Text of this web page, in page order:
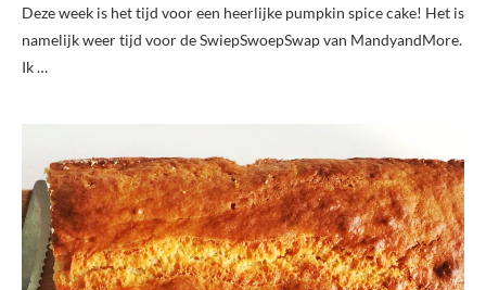
Deze week is het tijd voor een heerlijke pumpkin spice cake! Het is
namelijk weer tijd voor de SwiepSwoepSwap van MandyandMore.
Ik …